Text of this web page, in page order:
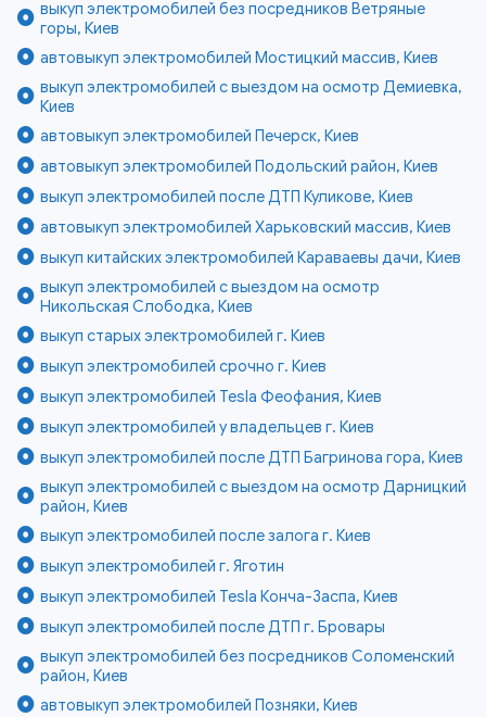
выкуп электромобилей без посредников Ветряные
горы, Киев
автовыкуп электромобилей Мостицкий массив, Киев
выкуп электромобилей с выездом на осмотр Демиевка,
Киев
автовыкуп электромобилей Печерск, Киев
автовыкуп электромобилей Подольский район, Киев
выкуп электромобилей после ДТП Куликове, Киев
автовыкуп электромобилей Харьковский массив, Киев
выкуп китайских электромобилей Караваевы дачи, Киев
выкуп электромобилей с выездом на осмотр
Никольская Слободка, Киев
выкуп старых электромобилей г. Киев
выкуп электромобилей срочно г. Киев
выкуп электромобилей Tesla Феофания, Киев
выкуп электромобилей у владельцев г. Киев
выкуп электромобилей после ДТП Багринова гора, Киев
выкуп электромобилей с выездом на осмотр Дарницкий
район, Киев
выкуп электромобилей после залога г. Киев
выкуп электромобилей г. Яготин
выкуп электромобилей Tesla Конча-Заспа, Киев
выкуп электромобилей после ДТП г. Бровары
выкуп электромобилей без посредников Соломенский
район, Киев
автовыкуп электромобилей Позняки, Киев